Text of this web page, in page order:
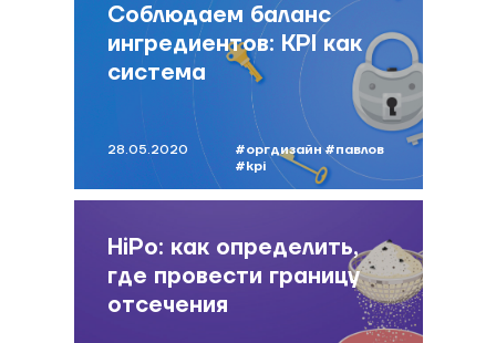
Соблюдаем баланс
ингредиентов: KPI как
система
28.05.2020 #оргдизайн#павлов
#kpi
HiPo: как определить,
где провести границу
отсечения